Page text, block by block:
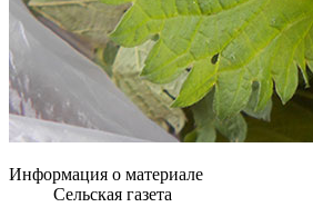
Информация о материале
Сельская газета